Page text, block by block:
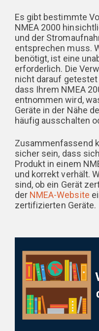
Es gibt bestimmte
NMEA 2000
und der
entsprechen muss.
benötigt, ist eine
erforderlich. Die
nicht darauf getestet
dass Ihrem NMEA
entnommen wird,
Geräte in der Nähe
häufig ausschalten
Zusammenfassend
sicher sein, dass
Produkt in einem
und korrekt verhält.
sind, ob ein Gerät
der NMEA-Website
zertifizierten Geräte.